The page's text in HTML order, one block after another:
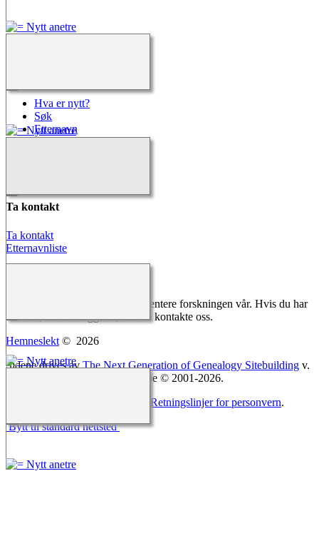
Hva er nytt?
Søk
Etternavn
Ta kontakt
Ta kontakt
Etternavnliste
Vi gjør vårt ytterste for å dokumentere forskningen vår. Hvis du har
noe du ønsker å legge til, kan du kontakte oss.
Hemneslekt © 2026
Sidene drives avThe Next Generation of Genealogy Sitebuilding v.
15.0.5, skrevet av Darrin Lythgoe © 2001-2026.
Retningslinjer for personvern.
Bytt til standard nettsted